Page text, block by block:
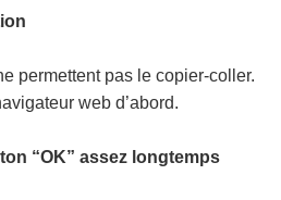
permettent pas le copier-coller.
web d’abord.
“OK” assez longtemps